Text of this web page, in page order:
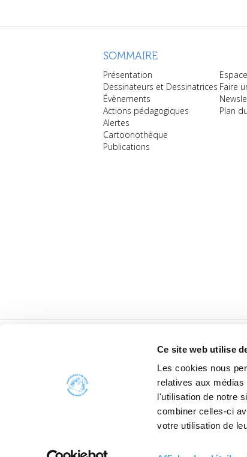
Ce site web utilise
Les cookies nous
relatives aux
l'utilisation de notre
combiner celles-ci
votre utilisation de
SOMMAIRE
Présentation
Dessinateurs et Dessinatrices
Évènements
Actions pédagogiques
Alertes
Cartoonothèque
Publications
Faire
Plan